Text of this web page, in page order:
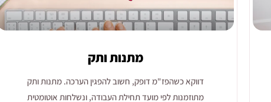
מתנות ותק
דווקא כשהפז"מ דופק, חשוב להפגין הערכה. מתנות ותק
מתוזמנות לפי מועד תחילת העבודה, ונשלחות אוטומטית